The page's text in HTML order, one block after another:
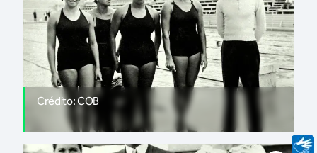
Crédito: COB